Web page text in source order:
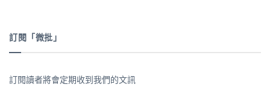
訂閱「微批」
訂閱讀者將會定期收到我們的文訊